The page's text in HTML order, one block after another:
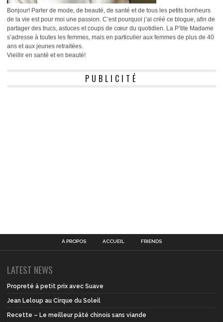
Bonjour! Parler de mode, de beauté, de santé et de tous les petits bonheurs
de la vie est pour moi une passion. C’est pourquoi j’ai créé ce blogue, afin de
partager des trucs, astuces et coups de cœur du quotidien. La P’tite Madame
s’adresse à toutes les femmes, mais en particulier aux femmes de plus de 40
ans et aux jeunes retraitées.
Vieillir en santé et en beauté!
PUBLICITÉ
À PROPOS ACCUEIL FRIENDS
LATEST NEWS
Propreté à petit prix avec Suave
Jean Leloup au Cirque du Soleil
Recette – Le meilleur pâté chinois sans viande